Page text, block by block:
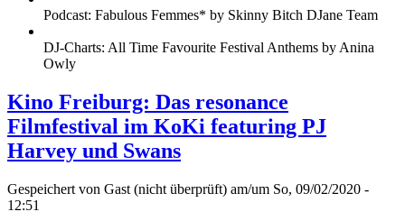
Podcast: Fabulous Femmes* by Skinny Bitch DJane Team
DJ-Charts: All Time Favourite Festival Anthems by Anina
Owly
Kino Freiburg: Das resonance
Filmfestival im KoKi featuring PJ
Harvey und Swans
Gespeichert von Gast (nicht überprüft) am/um So, 09/02/2020 -
12:51